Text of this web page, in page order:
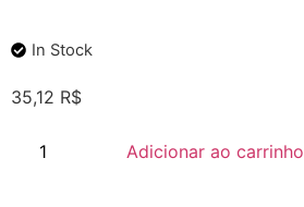
In Stock
35,12 R$
Adicionar ao carrinho